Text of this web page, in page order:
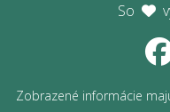
So
Zobrazené informácie